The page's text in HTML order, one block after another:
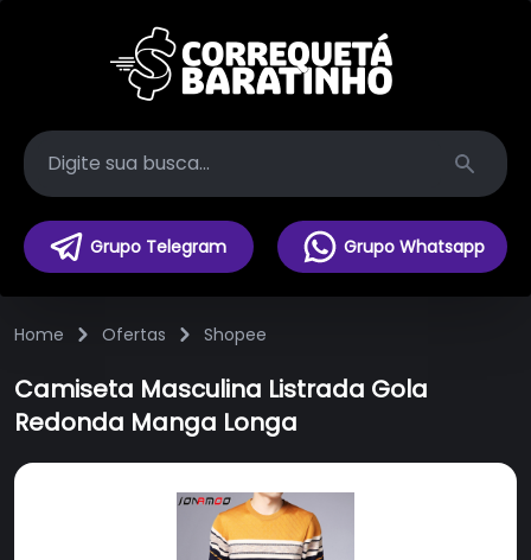
Search
Grupo Telegram Grupo Whatsapp
Home Ofertas Shopee
Camiseta Masculina Listrada Gola
Redonda Manga Longa